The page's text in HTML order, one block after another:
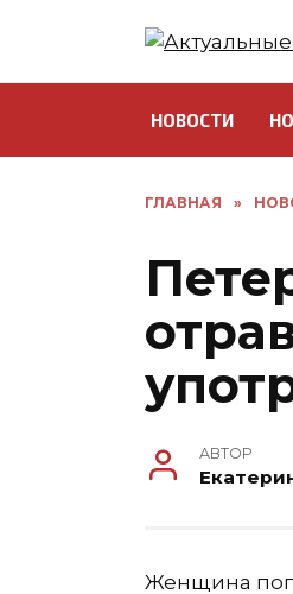
НОВОСТИ
ГЛАВНАЯ »
АВТОР
Женщина